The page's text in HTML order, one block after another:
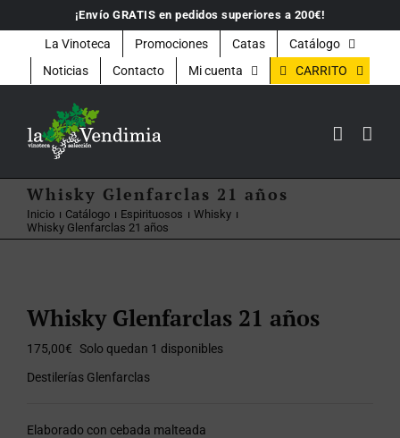
contenido
¡Envío GRATIS en pedidos superiores a 200€!
La Vinoteca Promociones Catas
Catálogo
Noticias
Contacto Mi cuenta CARRITO
Whisky Glenfarclas 21 años
Inicio Catálogo Espirituosos
Whisky
Whisky Glenfarclas 21 años
Whisky Glenfarclas 21 años
175,00€ Solo quedan 1 disponibles
Destilerías Glenfarclas
Elaborado con cebada malteada